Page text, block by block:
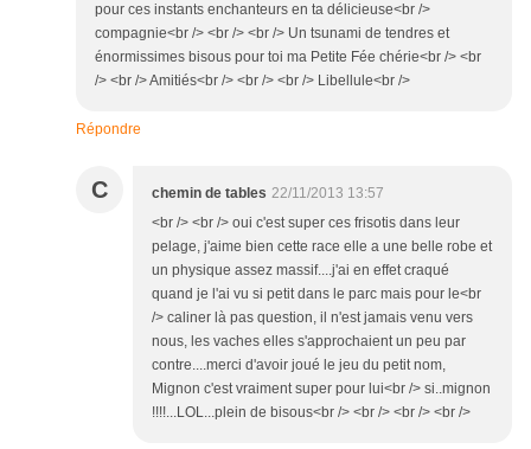
pour ces instants enchanteurs en ta délicieuse<br />
compagnie<br /> <br /> <br /> Un tsunami de tendres et
énormissimes bisous pour toi ma Petite Fée chérie<br /> <br
/> <br /> Amitiés<br /> <br /> <br /> Libellule<br />
Répondre
C chemin de tables 22/11/2013 13:57
<br /> <br /> oui c'est super ces frisotis dans leur
pelage, j'aime bien cette race elle a une belle robe et
un physique assez massif....j'ai en effet craqué
quand je l'ai vu si petit dans le parc mais pour le<br
/> caliner là pas question, il n'est jamais venu vers
nous, les vaches elles s'approchaient un peu par
contre....merci d'avoir joué le jeu du petit nom,
Mignon c'est vraiment super pour lui<br /> si..mignon
!!!!...LOL...plein de bisous<br /> <br /> <br /> <br />